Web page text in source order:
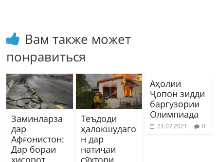
Вам также может
понравиться
Заминларза
дар
Афғонистон:
Дар бораи
хисорот
Теъдоди
ҳалокшудаго
н дар
натиҷаи
сӯхтори
Аҳолии
Ҷопон зидди
баргузории
Олимпиада
21.07.2021 0